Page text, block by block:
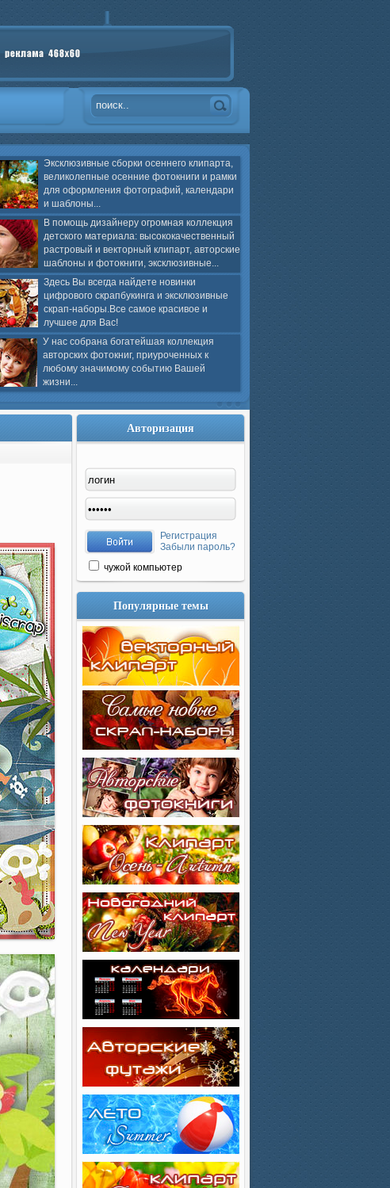
Эксклюзивные сборки осеннего клипарта,
великолепные осенние фотокниги и рамки
для оформления фотографий, календари
и шаблоны...
В помощь дизайнеру огромная коллекция
детского материала: высококачественный
растровый и векторный клипарт, авторские
шаблоны и фотокниги, эксклюзивные...
Здесь Вы всегда найдете новинки
цифрового скрапбукинга и эксклюзивные
скрап-наборы.Все самое красивое и
лучшее для Вас!
У нас собрана богатейшая коллекция
авторских фотокниг, приуроченных к
любому значимому событию Вашей
жизни...
Авторизация
Регистрация
Забыли пароль?
чужой компьютер
Популярные темы